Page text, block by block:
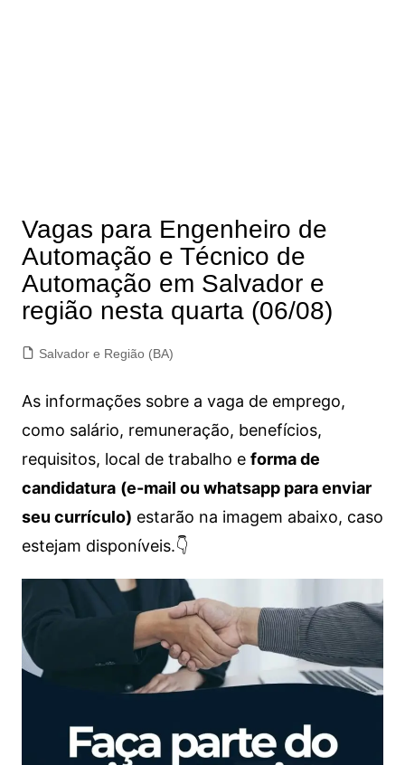
Vagas para Engenheiro de
Automação e Técnico de
Automação em Salvador e
região nesta quarta (06/08)
Salvador e Região (BA)
As informações sobre a vaga de emprego,
como salário, remuneração, benefícios,
requisitos, local de trabalho e forma de
candidatura (e-mail ou whatsapp para enviar
seu currículo) estarão na imagem abaixo, caso
estejam disponíveis.👇